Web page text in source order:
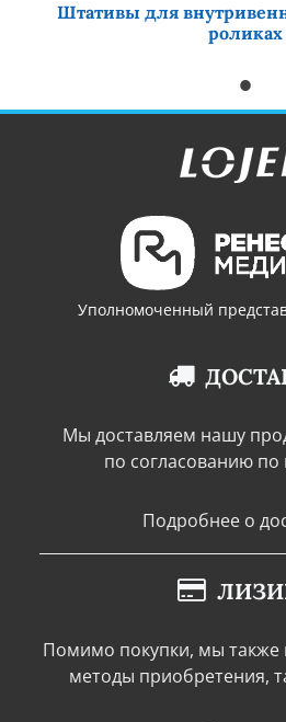
Штативы для
роликах
Уполномоченный
Мы доставляем нашу
по согласованию по
Подробнее о
Помимо покупки, мы также
методы приобретения,